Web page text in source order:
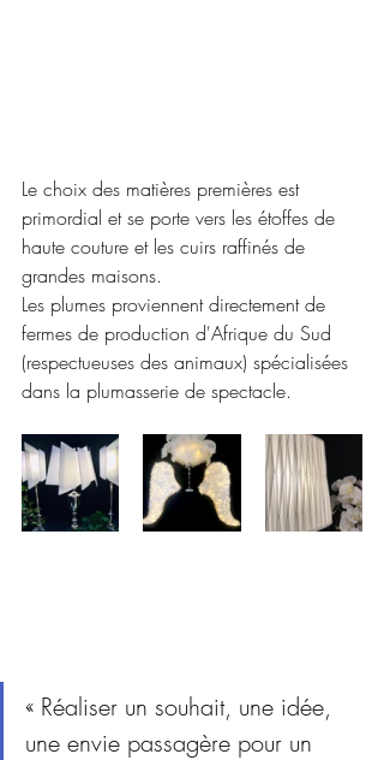
Le choix des matières premières est
primordial et se porte vers les étoffes de
haute couture et les cuirs raffinés de
grandes maisons.
Les plumes proviennent directement de
fermes de production d'Afrique du Sud
(respectueuses des animaux) spécialisées
dans la plumasserie de spectacle.
« Réaliser un souhait, une idée,
une envie passagère pour un